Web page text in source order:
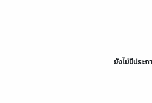
ยังไม่มีประก